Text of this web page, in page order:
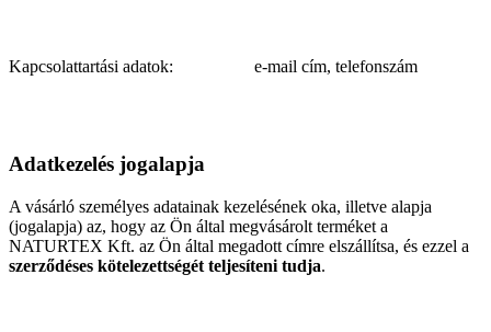
Kapcsolattartási adatok: e-mail cím, telefonszám
Adatkezelés jogalapja
A vásárló személyes adatainak kezelésének oka, illetve alapja
(jogalapja) az, hogy az Ön által megvásárolt terméket a
NATURTEX Kft. az Ön által megadott címre elszállítsa, és ezzel a
szerződéses kötelezettségét teljesíteni tudja.